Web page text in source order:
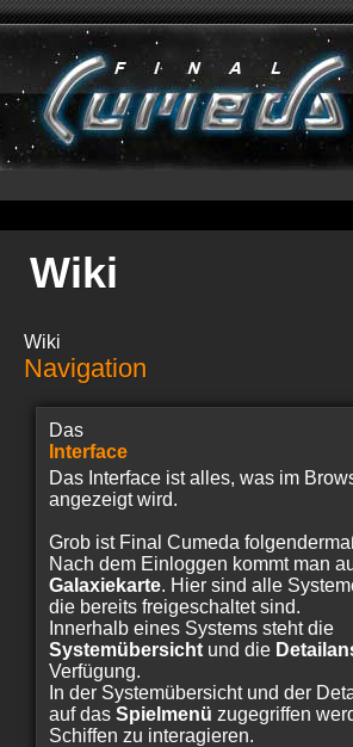
Wiki
Wiki
Navigation
Das
Interface
Das Interface ist alles, was im
angezeigt wird.
Grob ist Final Cumeda
Nach dem Einloggen kommt man
Galaxiekarte. Hier sind alle
die bereits freigeschaltet sind.
Innerhalb eines Systems steht die
Systemübersicht und die
Verfügung.
In der Systemübersicht und der
auf das Spielmenü zugegriffen
Schiffen zu interagieren.